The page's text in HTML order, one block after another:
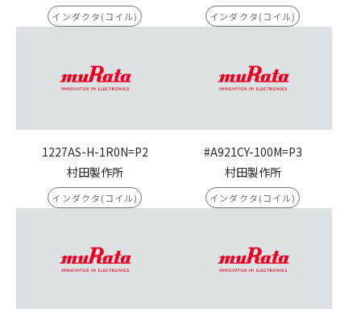
インダクタ(コイル) インダクタ(コイル)
1227AS-H-1R0N=P2
村田製作所
インダクタ(コイル)
#A921CY-100M=P3
村田製作所
インダクタ(コイル)